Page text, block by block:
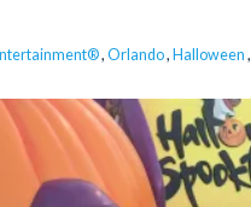
, Orlando, Halloween ,